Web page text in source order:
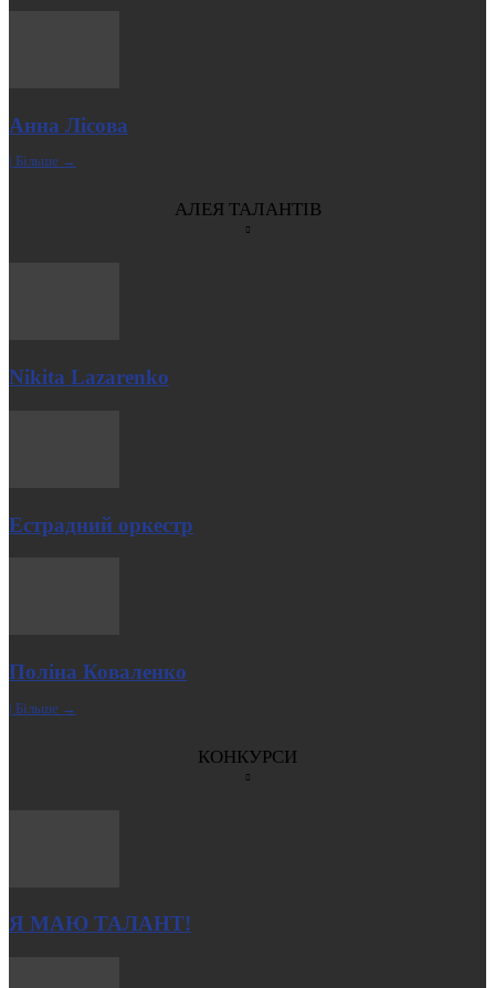
Анна Лісова
| Більше →
АЛЕЯ ТАЛАНТІВ
Nikita Lazarenko
Естрадний оркестр
Поліна Коваленко
| Більше →
КОНКУРСИ
Я МАЮ ТАЛАНТ!